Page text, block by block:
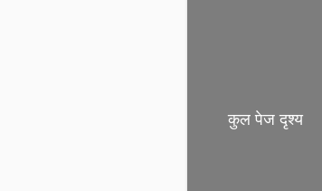
कुल पेज दृश्य